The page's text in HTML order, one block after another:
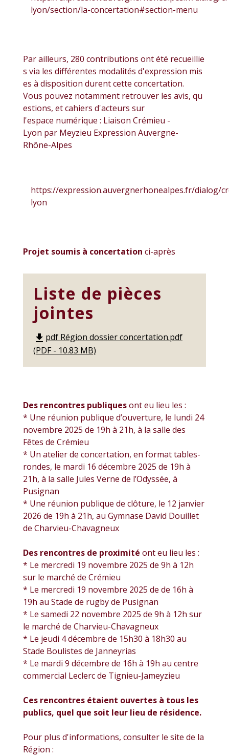
lyon/section/la-concertation#section-menu
Par ailleurs, 280 contributions ont été recueillie
s via les différentes modalités d'expression mis
es à disposition durent cette concertation.
Vous pouvez notamment retrouver les avis, qu
estions, et cahiers d'acteurs sur
l'espace numérique : Liaison Crémieu -
Lyon par Meyzieu Expression Auvergne-
Rhône-Alpes
https://expression.auvergnerhonealpes.fr/dialog/
lyon
Projet soumis à concertation ci-après
Liste de pièces
jointes
file_download pdf Région dossier concertation.pdf
(PDF - 10.83 MB)
Des rencontres publiquesont eu lieu les :
* Une réunion publique d’ouverture, le lundi 24
novembre 2025 de 19h à 21h, à la salle des
Fêtes de Crémieu
* Un atelier de concertation, en format tables-
rondes, le mardi 16 décembre 2025 de 19h à
21h, à la salle Jules Verne de l’Odyssée, à
Pusignan
* Une réunion publique de clôture, le 12 janvier
2026 de 19h à 21h, au Gymnase David Douillet
de Charvieu-Chavagneux
Des rencontres de proximité ont eu lieu les :
* Le mercredi 19 novembre 2025 de 9h à 12h
sur le marché de Crémieu
* Le mercredi 19 novembre 2025 de de 16h à
19h au Stade de rugby de Pusignan
* Le samedi 22 novembre 2025 de 9h à 12h sur
le marché de Charvieu-Chavagneux
* Le jeudi 4 décembre de 15h30 à 18h30 au
Stade Boulistes de Janneyrias
* Le mardi 9 décembre de 16h à 19h au centre
commercial Leclerc de Tignieu-Jameyzieu
Ces rencontres étaient ouvertes à tous les
publics, quel que soit leur lieu de résidence.
Pour plus d'informations, consulter le site de la
Région :